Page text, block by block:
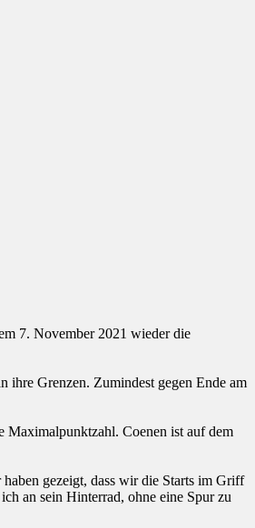
7. November 2021 wieder die
ihre Grenzen. Zumindest gegen Ende am
Coenen ist auf dem
gezeigt, dass wir die Starts im Griff
an sein Hinterrad, ohne eine Spur zu